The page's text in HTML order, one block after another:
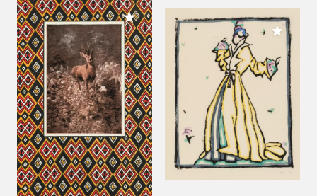
Meiner Sammlung hinzufügen
Meiner